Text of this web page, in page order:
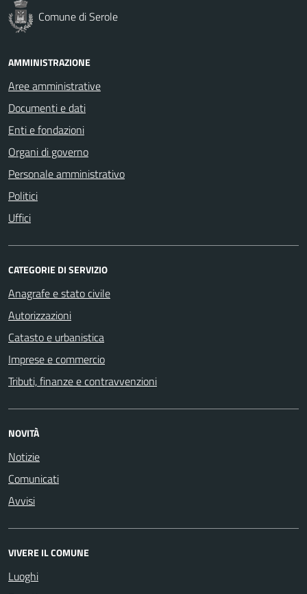
Comune di Serole
AMMINISTRAZIONE
Aree amministrative
Documenti e dati
Enti e fondazioni
Organi di governo
Personale amministrativo
Politici
Uffici
CATEGORIE DI SERVIZIO
Anagrafe e stato civile
Autorizzazioni
Catasto e urbanistica
Imprese e commercio
Tributi, finanze e contravvenzioni
NOVITÀ
Notizie
Comunicati
Avvisi
VIVERE IL COMUNE
Luoghi